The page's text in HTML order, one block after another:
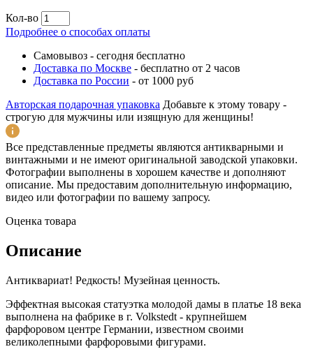
Кол-во
Подробнее о способах оплаты
Самовывоз - сегодня бесплатно
Доставка по Москве - бесплатно от 2 часов
Доставка по России - от 1000 руб
Авторская подарочная упаковка Добавьте к этому товару -
строгую для мужчины или изящную для женщины!
Все представленные предметы являются антикварными и
винтажными и не имеют оригинальной заводской упаковки.
Фотографии выполнены в хорошем качестве и дополняют
описание. Мы предоставим дополнительную информацию,
видео или фотографии по вашему запросу.
Оценка товара
Описание
Антиквариат! Редкость! Музейная ценность.
Эффектная высокая статуэтка молодой дамы в платье 18 века
выполнена на фабрике в г. Volkstedt - крупнейшем
фарфоровом центре Германии, известном своими
великолепными фарфоровыми фигурами.